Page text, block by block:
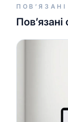
ПОВ’ЯЗАНІ
Пов’язані